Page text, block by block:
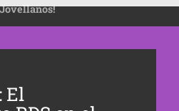
El